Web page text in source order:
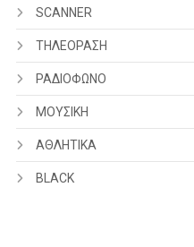
SCANNER
ΤΗΛΕΟΡΑΣΗ
ΡΑΔΙΟΦΩΝΟ
ΜΟΥΣΙΚΗ
ΑΘΛΗΤΙΚΑ
BLACK